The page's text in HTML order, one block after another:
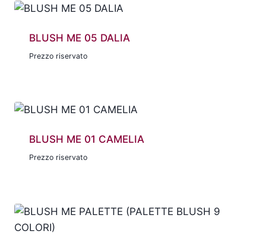
BLUSH ME 05 DALIA
Prezzo riservato
BLUSH ME 01 CAMELIA
Prezzo riservato